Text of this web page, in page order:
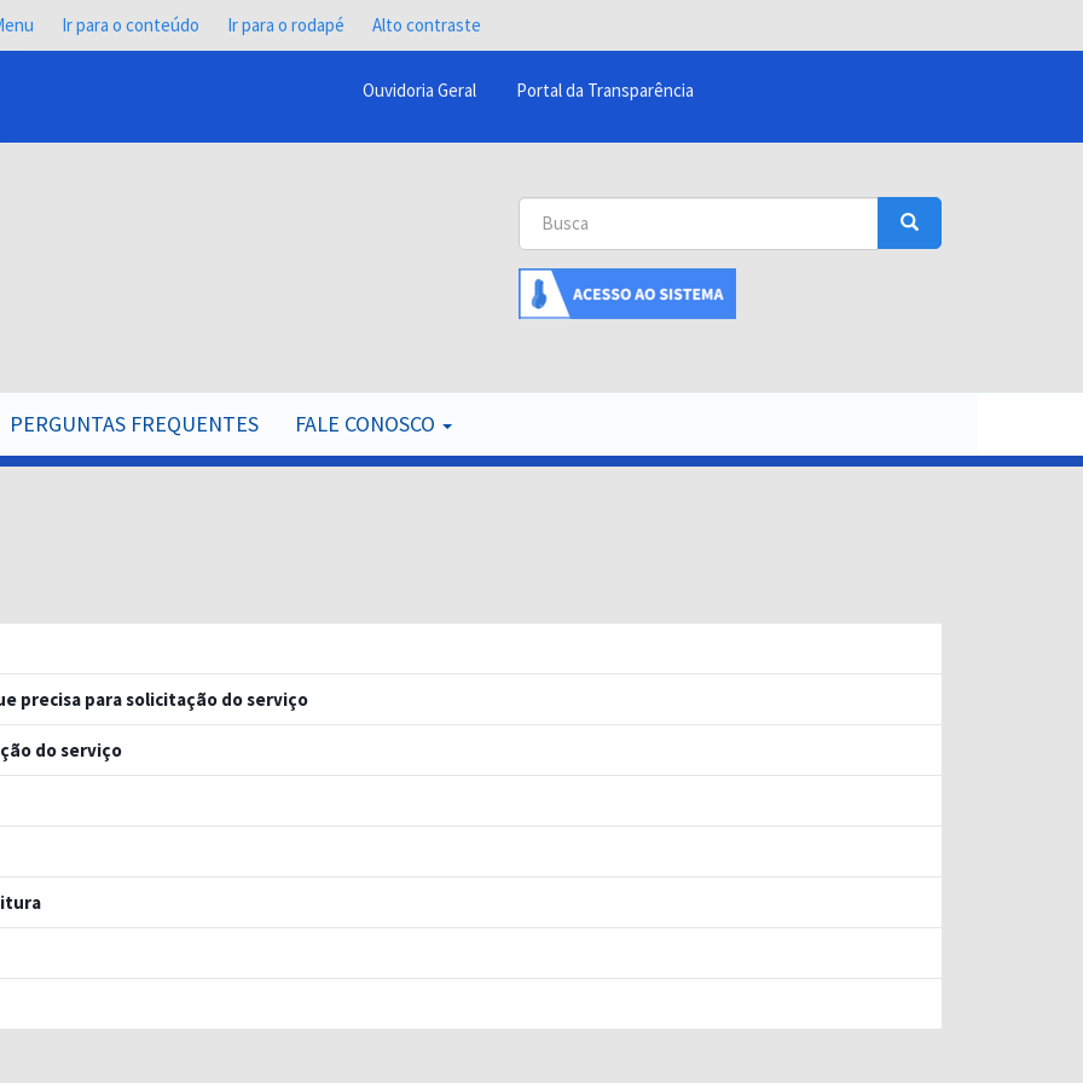
Ir para o conteúdo Ir para o rodapé Alto contraste
Menu
Barra
Ouvidoria Geral Portal da Transparência
Buscar
Busca
Busca
PERGUNTAS FREQUENTES FALE CONOSCO
precisa para solicitação do serviço
do serviço